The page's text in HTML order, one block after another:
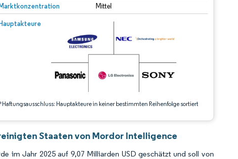
Mittel
Hauptakteure in keiner bestimmten Reihenfolge sortiert
© Mordor Intelligence. Wiederverwendung erfordert Namensnennung gemäß CC BY 4.0.
Staaten von Mordor Intelligence
im Jahr 2025 auf 9,07 Milliarden USD geschätzt und soll von